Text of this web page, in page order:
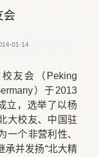
会
01-14
友会（Peking
）于2013
立，选举了以杨
大校友、中国驻
一个非营利性、
承并发扬“北大精